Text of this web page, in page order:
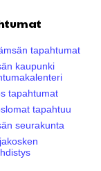
tapahtumat
kaupunki
tapahtumat
tapahtuu
seurakunta